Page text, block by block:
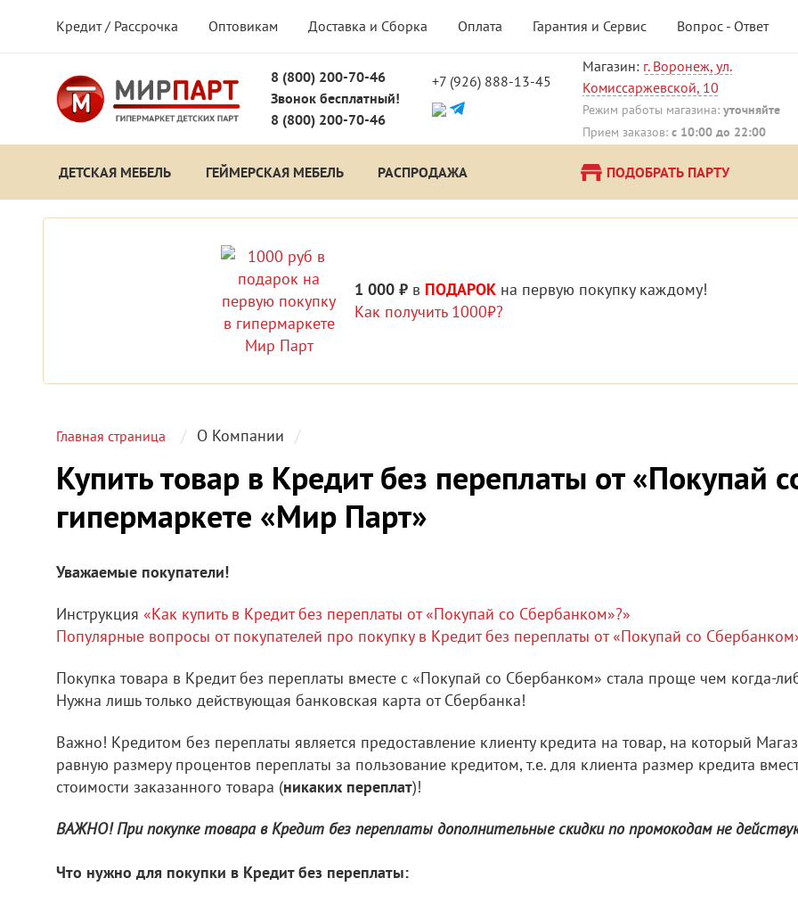
Кредит / Рассрочка Оптовикам Доставка и Сборка Оплата Гарантия и Сервис Вопрос - Ответ
8 (800) 200-70-46
Звонок бесплатный!
8 (800) 200-70-46
+7 (926) 888-13-45
Магазин: г. Воронеж, ул.
Комиссаржевской, 10
Режим работы магазина: уточняйте
Прием заказов: с 10:00 до 22:00
ДЕТСКАЯ МЕБЕЛЬ ГЕЙМЕРСКАЯ МЕБЕЛЬ РАСПРОДАЖА ПОДОБРАТЬ ПАРТУ
1 000 ₽ в ПОДАРОК на первую покупку каждому!
Как получить 1000₽?
Главная страница О Компании
Купить товар в Кредит без переплаты от «Покупай
гипермаркете «Мир Парт»
Уважаемые покупатели!
Инструкция «Как купить в Кредит без переплаты от «Покупай со Сбербанком»?»
Популярные вопросы от покупателей про покупку в Кредит без переплаты от «Покупай со
Покупка товара в Кредит без переплаты вместе с «Покупай со Сбербанком» стала проще чем когда-
Нужна лишь только действующая банковская карта от Сбербанка!
Важно! Кредитом без переплаты является предоставление клиенту кредита на товар, на который
равную размеру процентов переплаты за пользование кредитом, т.е. для клиента размер кредита
стоимости заказанного товара (никаких переплат)!
ВАЖНО! При покупке товара в Кредит без переплаты дополнительные скидки по промокодам не
Что нужно для покупки в Кредит без переплаты: